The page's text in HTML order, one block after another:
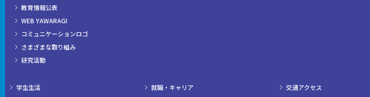
教育情報公表
WEB YAWARAGI
コミュニケーションロゴ
さまざまな取り組み
研究活動
学生生活
就職・キャリア
交通アクセス